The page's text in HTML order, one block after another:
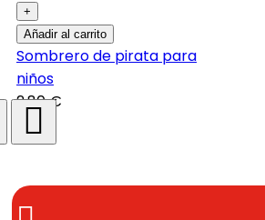
+
Añadir al carrito
Sombrero de pirata para
niños
2,80 €